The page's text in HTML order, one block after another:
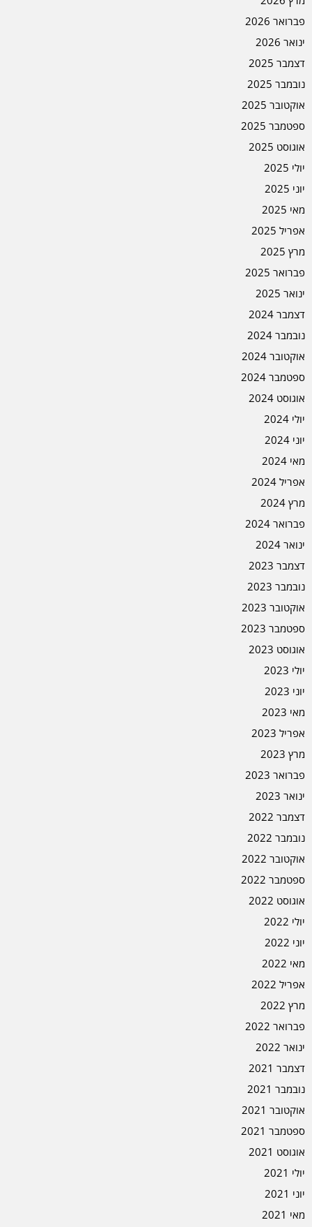
פברואר 2026
ינואר 2026
דצמבר 2025
נובמבר 2025
אוקטובר 2025
ספטמבר 2025
אוגוסט 2025
יולי 2025
יוני 2025
מאי 2025
אפריל 2025
מרץ 2025
פברואר 2025
ינואר 2025
דצמבר 2024
נובמבר 2024
אוקטובר 2024
ספטמבר 2024
אוגוסט 2024
יולי 2024
יוני 2024
מאי 2024
אפריל 2024
מרץ 2024
פברואר 2024
ינואר 2024
דצמבר 2023
נובמבר 2023
אוקטובר 2023
ספטמבר 2023
אוגוסט 2023
יולי 2023
יוני 2023
מאי 2023
אפריל 2023
מרץ 2023
פברואר 2023
ינואר 2023
דצמבר 2022
נובמבר 2022
אוקטובר 2022
ספטמבר 2022
אוגוסט 2022
יולי 2022
יוני 2022
מאי 2022
אפריל 2022
מרץ 2022
פברואר 2022
ינואר 2022
דצמבר 2021
נובמבר 2021
אוקטובר 2021
ספטמבר 2021
אוגוסט 2021
יולי 2021
יוני 2021
מאי 2021